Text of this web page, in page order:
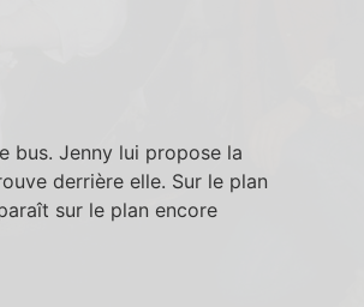
bus. Jenny lui propose la
derrière elle. Sur le plan
sur le plan encore